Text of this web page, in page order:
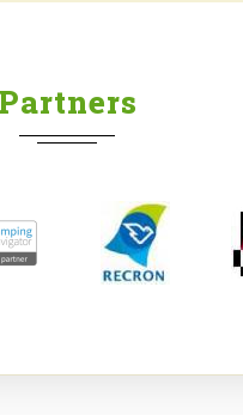
Partners